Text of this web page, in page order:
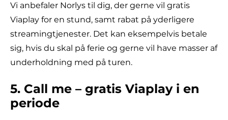
Vi anbefaler Norlys til dig, der gerne vil gratis
Viaplay for en stund, samt rabat på yderligere
streamingtjenester. Det kan eksempelvis betale
sig, hvis du skal på ferie og gerne vil have masser af
underholdning med på turen.
5. Call me – gratis Viaplay i en
periode